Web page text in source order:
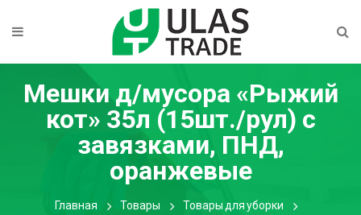
Мешки д/мусора «Рыжий
кот» 35л (15шт./рул) с
завязками, ПНД,
оранжевые
Главная Товары
Товары для уборки